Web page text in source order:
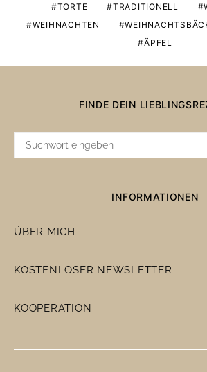
TORTE
TRADITIONELL
WEIHNACHTEN
ÄPFEL
FINDE DEIN
SUCHE
INFORMATIONEN
ÜBER MICH
KOSTENLOSER NEWSLETTER
KOOPERATION